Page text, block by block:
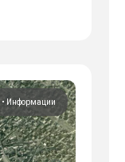
• Информации